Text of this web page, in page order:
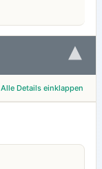
▾
Alle Details einklappen